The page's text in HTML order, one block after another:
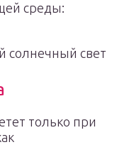
среды:
солнечный свет
только при